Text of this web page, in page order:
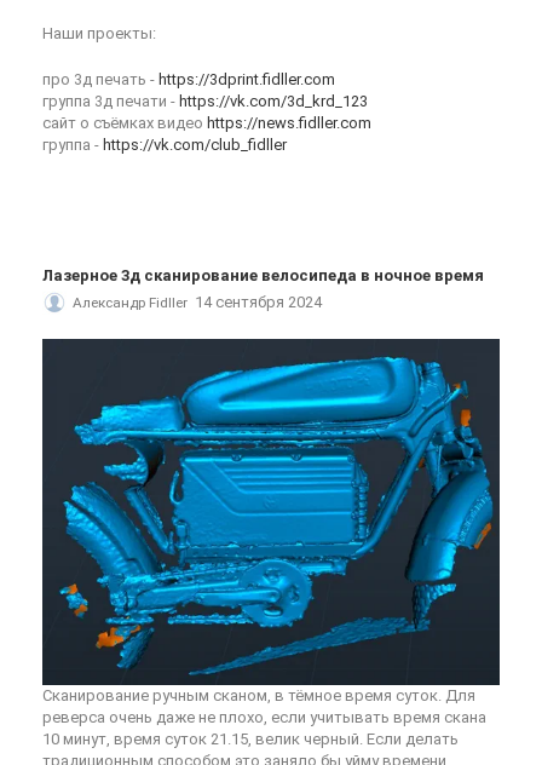
Наши проекты:
про 3д печать - https://3dprint.fidller.com
группа 3д печати - https://vk.com/3d_krd_123
сайт о съёмках видео https://news.fidller.com
группа - https://vk.com/club_fidller
Лазерное 3д сканирование велосипеда в ночное время
Александр Fidller 14 сентября 2024
Сканирование ручным сканом, в тёмное время суток. Для
реверса очень даже не плохо, если учитывать время скана
10 минут, время суток 21.15, велик черный. Если делать
традиционным способом это заняло бы уйму времени